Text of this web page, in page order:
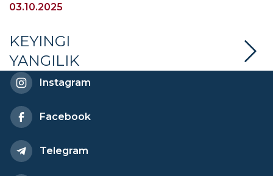
03.10.2025
KEYINGI
YANGILIK
Instagram
Facebook
Telegram